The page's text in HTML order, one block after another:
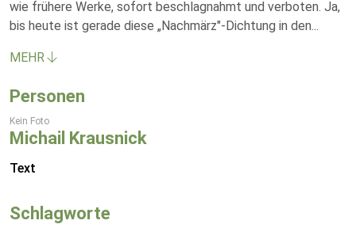
wie frühere Werke, sofort beschlagnahmt und verboten. Ja,
bis heute ist gerade diese „Nachmärz"-Dichtung in den...
MEHR
Personen
Kein Foto
Michail Krausnick
Text
Schlagworte